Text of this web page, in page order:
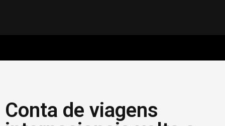
Conta de viagens